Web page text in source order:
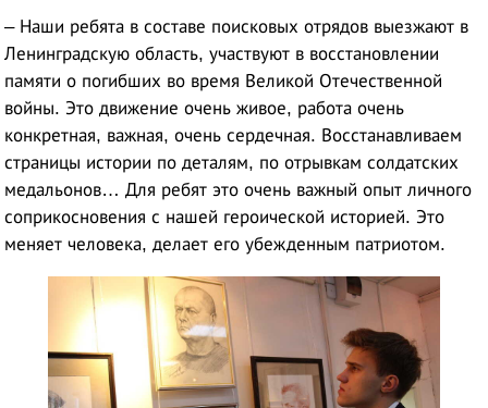
– Наши ребята в составе поисковых отрядов выезжают в
Ленинградскую область, участвуют в восстановлении
памяти о погибших во время Великой Отечественной
войны. Это движение очень живое, работа очень
конкретная, важная, очень сердечная. Восстанавливаем
страницы истории по деталям, по отрывкам солдатских
медальонов… Для ребят это очень важный опыт личного
соприкосновения с нашей героической историей. Это
меняет человека, делает его убежденным патриотом.